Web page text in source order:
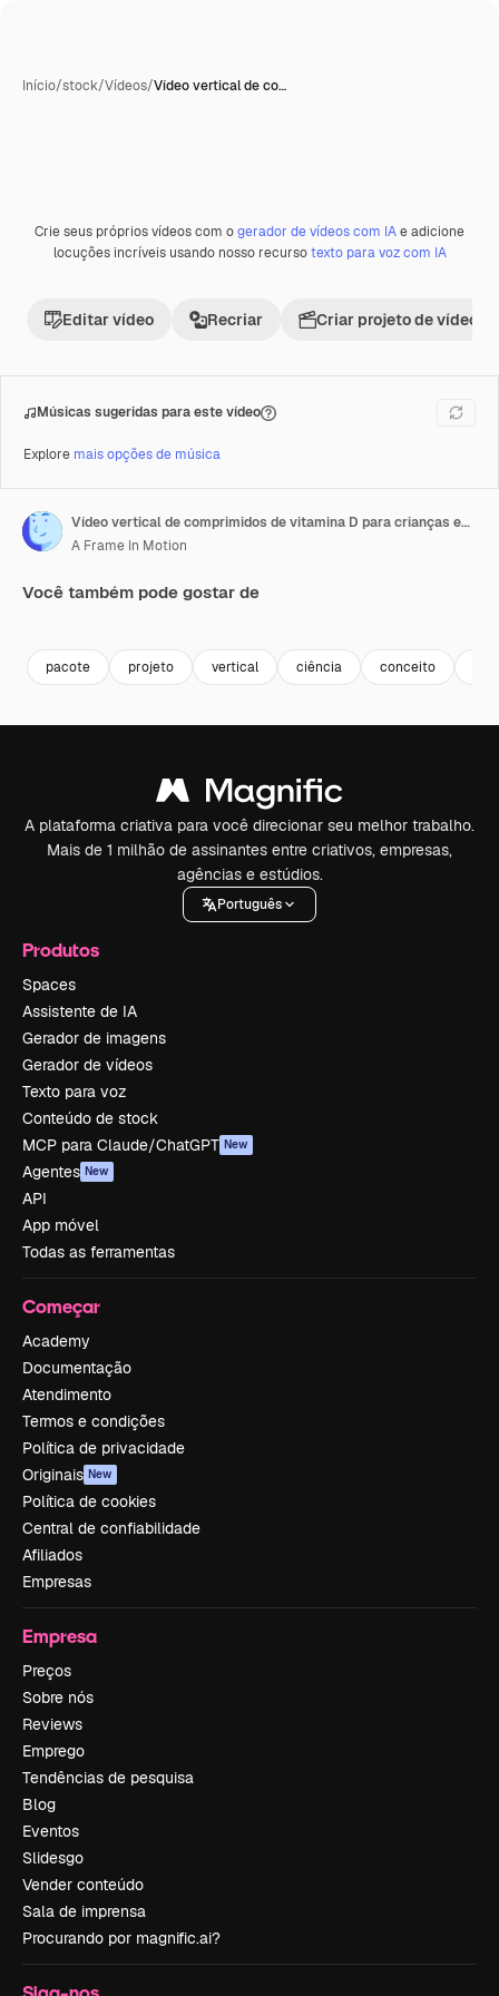
Início/stock/Vídeos/Vídeo vertical de co…
Premium
Crie seus próprios vídeos com ogerador de vídeos com IAe adicione
locuções incríveis usando nosso recursotexto para voz com IA
Editar vídeo Recriar Criar projeto de vídeo
Músicas sugeridas para este vídeo
Explore mais opções de música
Vídeo vertical de comprimidos de vitamina D para crianças em uma caixa de remédios
A Frame In Motion
Você também pode gostar de
pacote projeto vertical ciência conceito
A plataforma criativa para você direcionar seu melhor trabalho.
Mais de 1 milhão de assinantes entre criativos, empresas,
agências e estúdios.
Português
Produtos
Spaces
Assistente de IA
Gerador de imagens
Gerador de vídeos
Texto para voz
Conteúdo de stock
MCP para Claude/ChatGPT New
Agentes New
API
App móvel
Todas as ferramentas
Começar
Academy
Documentação
Atendimento
Termos e condições
Política de privacidade
Originais New
Política de cookies
Central de confiabilidade
Afiliados
Empresas
Empresa
Preços
Sobre nós
Reviews
Emprego
Tendências de pesquisa
Blog
Eventos
Slidesgo
Vender conteúdo
Sala de imprensa
Procurando por magnific.ai?